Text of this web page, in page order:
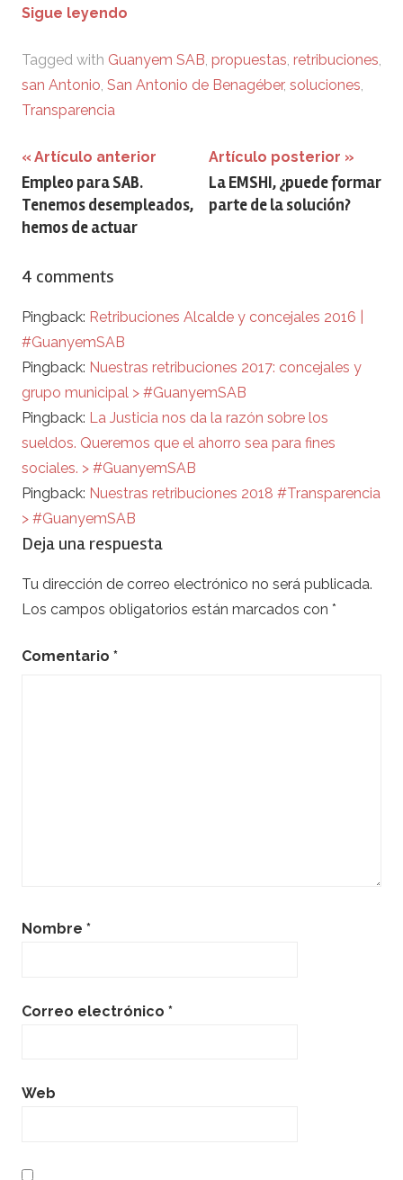
Sigue leyendo
Tagged with Guanyem SAB propuestas retribuciones
san Antonio San Antonio de Benagéber, soluciones
Transparencia
Navegación
de
entradas
Artículo anterior
Empleo para SAB.
Tenemos desempleados,
hemos de actuar
Artículo posterior
La EMSHI, ¿puede formar
parte de la solución?
4 comments
Pingback: Retribuciones Alcalde y concejales 2016 |
#GuanyemSAB
Pingback: Nuestras retribuciones 2017: concejales y
grupo municipal > #GuanyemSAB
Pingback: La Justicia nos da la razón sobre los
sueldos. Queremos que el ahorro sea para fines
sociales. > #GuanyemSAB
Pingback: Nuestras retribuciones 2018 #Transparencia
> #GuanyemSAB
Deja una respuesta
Tu dirección de correo electrónico no será publicada.
Los campos obligatorios están marcados con *
Comentario *
Nombre *
Correo electrónico *
Web